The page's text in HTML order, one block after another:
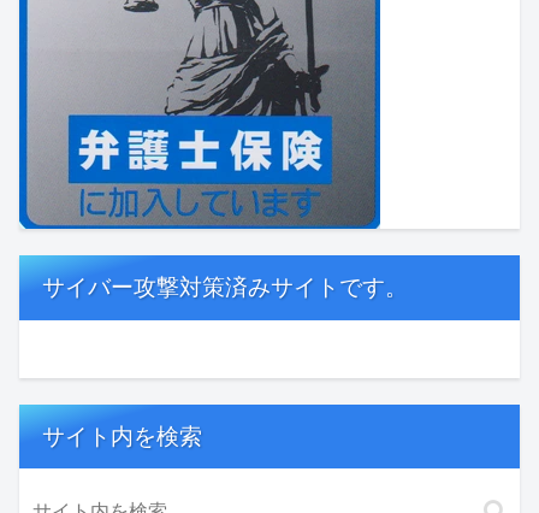
サイバー攻撃対策済みサイトです。
サイト内を検索